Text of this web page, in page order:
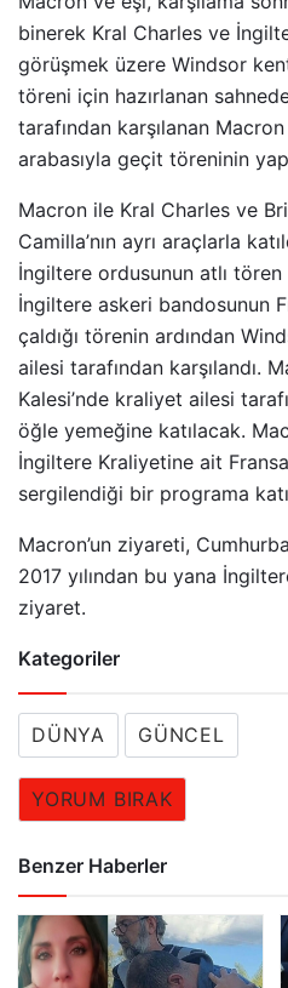
binerek Kral Charles ve
görüşmek üzere Windsor
töreni için hazırlanan
tarafından karşılanan
arabasıyla geçit töreninin
Macron ile Kral Charles ve
Camilla’nın ayrı araçlarla
İngiltere ordusunun atlı
İngiltere askeri bandosunun
çaldığı törenin ardından
ailesi tarafından karşılandı.
Kalesi’nde kraliyet ailesi
öğle yemeğine katılacak.
İngiltere Kraliyetine ait
sergilendiği bir programa
Macron’un ziyareti,
2017 yılından bu yana
ziyaret.
Kategoriler
DÜNYA GÜNCEL
YORUM BIRAK
Benzer Haberler